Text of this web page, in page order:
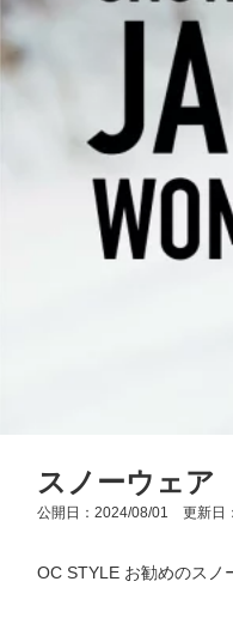
スノーウェア
公開日：2024/08/01 更新日
OC STYLE お勧めのスノ